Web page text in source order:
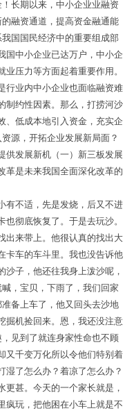
长期以来，中小企业业融资
融资通道，提高资金融通能
国国民经济中的重要组成部
国中小企业已达万户，中小企
压力等方面起着重要作用。
行业内中小企业也面临融资难
制约性因素。那么，打捞河沙
、低成本地引入资金，充实企
源，开拓企业发展新局面？
供发展新机（一）新三板发展
革是未来我国全面深化改革的
有不适，先是发烧，后又不进
彻底恢复了。于是去玩沙。
出来带上。他很认真的找出大
卡车的车斗里。我也没告诉他
子，他还往我身上泼沙呢，
，宝贝，下雨了，我们回家
备上车了，他又回头去沙地
掘机捡回来。恩，我还没注意
见到了就连身家性命也不顾
又千变万化所以令他们特别着
湿了怎么办？着凉了怎么办？
更甚。今天的一个家长就是，
疯玩，把他困在小车上就是不